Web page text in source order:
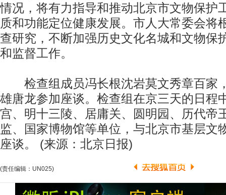
情况，将有力指导和推动北京市文物保护
质和功能定位健康发展。市人大常委会将
查研究，不断加强历史文化名城和文物保
和监督工作。
检查组成员冯长根沈岩莫文秀章百家
雄唐龙参加座谈。检查组在京三天的日程
宫、明十三陵、居庸关、圆明园、历代帝
监、国家博物馆等单位，与北京市基层文
座谈。 (来源：北京日报)
(责任编辑：UN025)